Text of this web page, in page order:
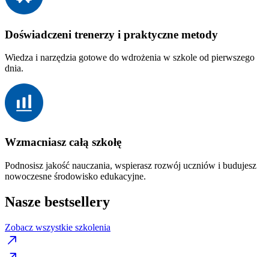
Doświadczeni trenerzy i praktyczne metody
Wiedza i narzędzia gotowe do wdrożenia w szkole od pierwszego
dnia.
Wzmacniasz całą szkołę
Podnosisz jakość nauczania, wspierasz rozwój uczniów i budujesz
nowoczesne środowisko edukacyjne.
Nasze bestsellery
Zobacz wszystkie szkolenia